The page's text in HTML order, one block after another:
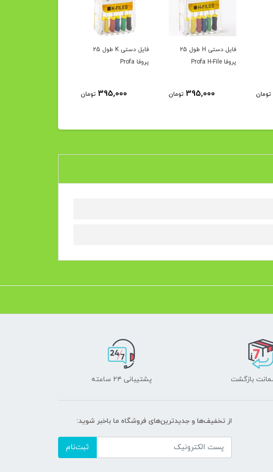
تومان
فایل دستی H طول 25
پروفا Profa H-File
395,000 تومان
فایل دستی K طول 25
پروفا Profa
395,000 تومان
پشتیبانی ۲۴ ساعته
از تخفیف‌ها و جدیدترین‌های فروشگاه ما باخبر شوید:
ثبت‌نام